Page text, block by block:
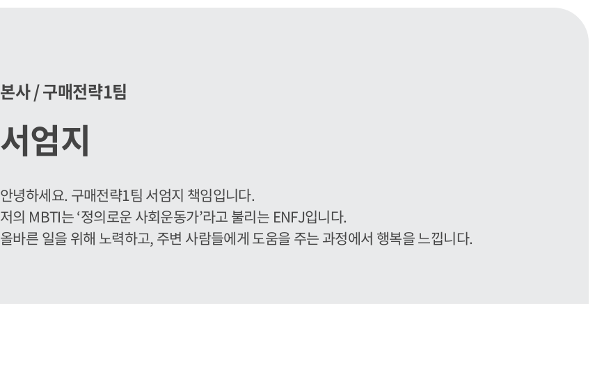
본사 / 구매전략1팀
서엄지
안녕하세요. 구매전략1팀 서엄지 책임입니다.
저의 MBTI는 ‘정의로운 사회운동가’라고 불리는 ENFJ입니다.
올바른 일을 위해 노력하고, 주변 사람들에게 도움을 주는 과정에서 행복을 느낍니다.